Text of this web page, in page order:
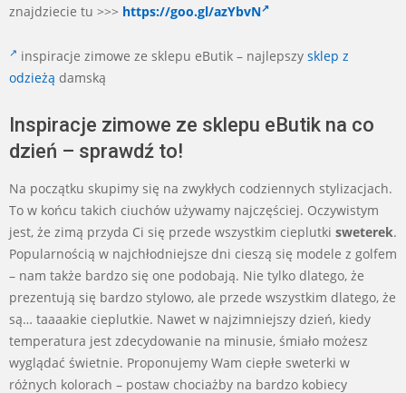
znajdziecie tu >>> https://goo.gl/azYbvN
inspiracje zimowe ze sklepu eButik – najlepszy sklep z
odzieżą damską
Inspiracje zimowe ze sklepu eButik na co
dzień – sprawdź to!
Na początku skupimy się na zwykłych codziennych stylizacjach.
To w końcu takich ciuchów używamy najczęściej. Oczywistym
jest, że zimą przyda Ci się przede wszystkim cieplutki sweterek.
Popularnością w najchłodniejsze dni cieszą się modele z golfem
– nam także bardzo się one podobają. Nie tylko dlatego, że
prezentują się bardzo stylowo, ale przede wszystkim dlatego, że
są… taaaakie cieplutkie. Nawet w najzimniejszy dzień, kiedy
temperatura jest zdecydowanie na minusie, śmiało możesz
wyglądać świetnie. Proponujemy Wam ciepłe sweterki w
różnych kolorach – postaw chociażby na bardzo kobiecy